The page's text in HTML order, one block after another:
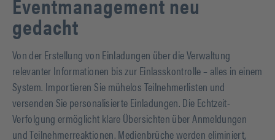
gedacht
Von der Erstellung von Einladungen über die Verwaltung
relevanter Informationen bis zur Einlasskontrolle – alles in einem
System. Importieren Sie mühelos Teilnehmerlisten und
versenden Sie personalisierte Einladungen. Die Echtzeit-
Verfolgung ermöglicht klare Übersichten über Anmeldungen
und Teilnehmerreaktionen. Medienbrüche werden eliminiert,